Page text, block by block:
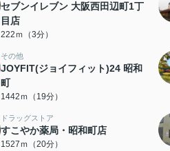
セブンイレブン 大阪西田辺町1丁
目店
222ｍ（3分）
その他
JOYFIT(ジョイフィット)24 昭和
町
1442ｍ（19分）
ドラッグストア
すこやか薬局・昭和町店
1527ｍ（20分）